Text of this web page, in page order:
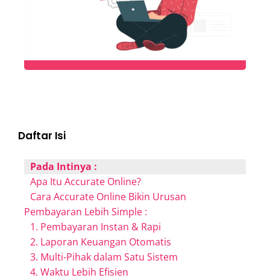
Daftar Isi
Pada Intinya :
Apa Itu Accurate Online?
Cara Accurate Online Bikin Urusan
Pembayaran Lebih Simple :
1. Pembayaran Instan & Rapi
2. Laporan Keuangan Otomatis
3. Multi-Pihak dalam Satu Sistem
4. Waktu Lebih Efisien